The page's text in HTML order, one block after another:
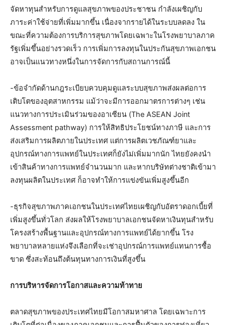
จัดหาทุนสำหรับการดูแลสุขภาพของประชาชน กำลังเผชิญกับ
ภาระค่าใช้จ่ายที่เพิ่มมากขึ้น เนื่องจากรายได้ในระบบลดลง ใน
ขณะที่ความต้องการบริการสุขภาพโดยเฉพาะในโรงพยาบาลภาค
รัฐเพิ่มขึ้นอย่างรวดเร็ว การเพิ่มการลงทุนในประกันสุขภาพเอกชน
อาจเป็นแนวทางหนึ่งในการจัดการกับสถานการณ์นี้
-ข้อจำกัดด้านกฎระเบียบควบคุมดูแลระบบสุขภาพส่งผลต่อการ
เติบโตของอุตสาหกรรม แม้ว่าจะมีการออกมาตรการต่างๆ เช่น
แนวทางการประเมินร่วมของอาเซียน (The ASEAN Joint
Assessment pathway) การให้สิทธิประโยชน์ทางภาษี และการ
ส่งเสริมการผลิตภายในประเทศ แต่การผลิตเวชภัณฑ์ยาและ
อุปกรณ์ทางการแพทย์ในประเทศก็ยังไม่เพิ่มมากนัก ไทยยังคงนำ
เข้าสินค้าทางการแพทย์จำนวนมาก และหากบริษัทต่างชาติเข้ามา
ลงทุนผลิตในประเทศ ก็อาจทำให้การแข่งขันเพิ่มสูงขึ้นอีก
-ธุรกิจสุขภาพภาคเอกชนในประเทศไทยเผชิญกับอัตราดอกเบี้ยที่
เพิ่มสูงขึ้นทั่วโลก ส่งผลให้โรงพยาบาลเอกชนจัดหาเงินทุนสำหรับ
โครงสร้างพื้นฐานและอุปกรณ์ทางการแพทย์ได้ยากขึ้น โรง
พยาบาลหลายแห่งจึงเลือกที่จะเช่าอุปกรณ์การแพทย์แทนการซื้อ
ขาด ซึ่งสะท้อนถึงต้นทุนทางการเงินที่สูงขึ้น
การบริหารจัดการโอกาสและความท้าทาย
ตลาดสุขภาพของประเทศไทยมีโอกาสมหาศาล โดยเฉพาะการ